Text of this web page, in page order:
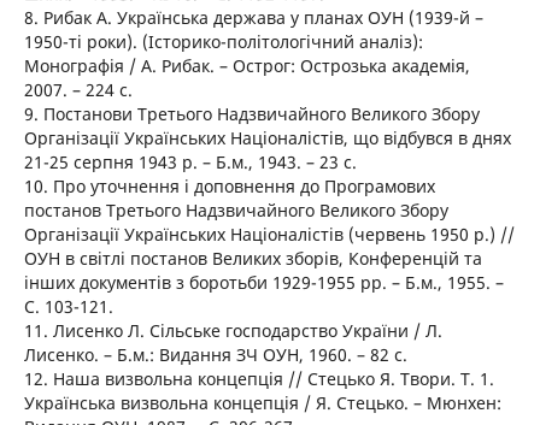
8. Рибак А. Українська держава у планах ОУН (1939-й –
1950-ті роки). (Історико-політологічний аналіз):
Монографія / А. Рибак. – Острог: Острозька академія,
2007. – 224 с.
9. Постанови Третього Надзвичайного Великого Збору
Організації Українських Націоналістів, що відбувся в днях
21-25 серпня 1943 р. – Б.м., 1943. – 23 с.
10. Про уточнення і доповнення до Програмових
постанов Третього Надзвичайного Великого Збору
Організації Українських Націоналістів (червень 1950 р.) //
ОУН в світлі постанов Великих зборів, Конференцій та
інших документів з боротьби 1929-1955 рр. – Б.м., 1955. –
С. 103-121.
11. Лисенко Л. Сільське господарство України / Л.
Лисенко. – Б.м.: Видання ЗЧ ОУН, 1960. – 82 с.
12. Наша визвольна концепція // Стецько Я. Твори. Т. 1.
Українська визвольна концепція / Я. Стецько. – Мюнхен: